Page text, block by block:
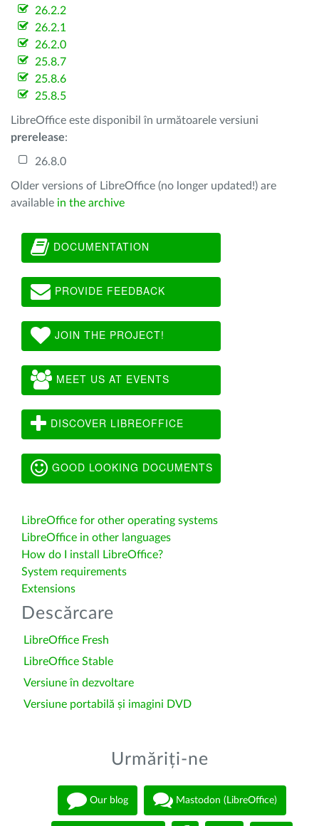
26.2.2
26.2.1
26.2.0
25.8.7
25.8.6
25.8.5
LibreOffice este disponibil în următoarele versiuni
prerelease:
26.8.0
Older versions of LibreOffice (no longer updated!) are
available in the archive
DOCUMENTATION
PROVIDE FEEDBACK
JOIN THE PROJECT!
MEET US AT EVENTS
DISCOVER LIBREOFFICE
GOOD LOOKING DOCUMENTS
LibreOffice for other operating systems
LibreOffice in other languages
How do I install LibreOffice?
System requirements
Extensions
Descărcare
LibreOffice Fresh
LibreOffice Stable
Versiune în dezvoltare
Versiune portabilă și imagini DVD
Urmăriți-ne
Our blog Mastodon (LibreOffice)